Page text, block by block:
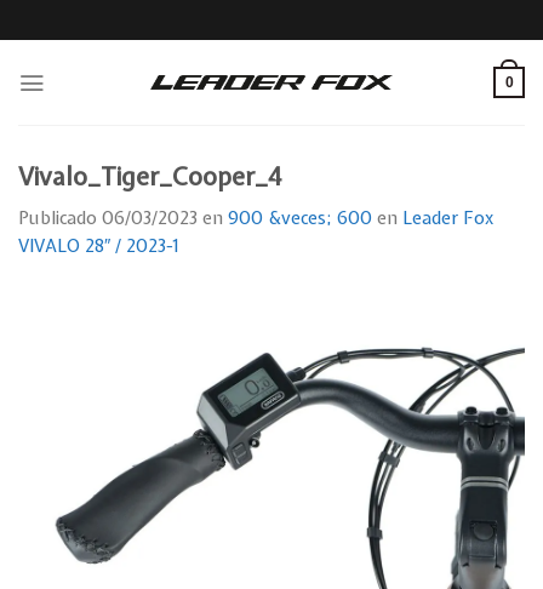
to
0
Vivalo_Tiger_Cooper_4
Publicado 06/03/2023 en 900 &veces; 600 en Leader Fox
VIVALO 28″ / 2023-1